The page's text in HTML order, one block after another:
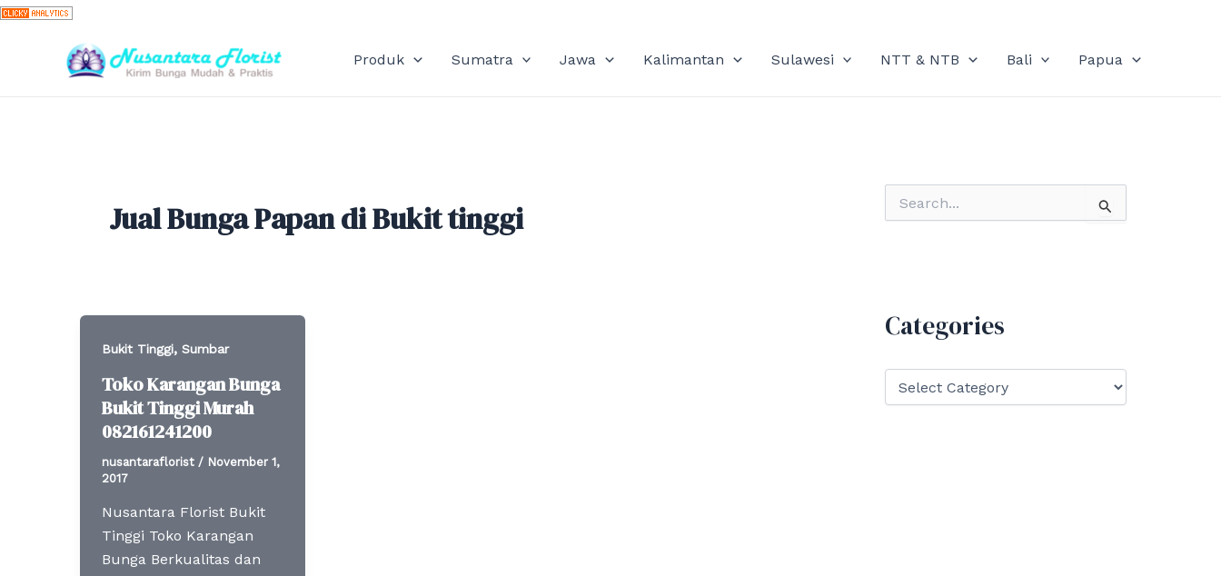
Skip
content
Produk Sumatra Jawa Kalimantan Sulawesi NTT & NTB Bali Papua
Jual Bunga Papan di Bukit tinggi
Bukit Tinggi, Sumbar
Toko Karangan Bunga
Bukit Tinggi Murah
082161241200
nusantaraflorist / November 1,
2017
Nusantara Florist Bukit
Tinggi Toko Karangan
Bunga Berkualitas dan
o
Categories